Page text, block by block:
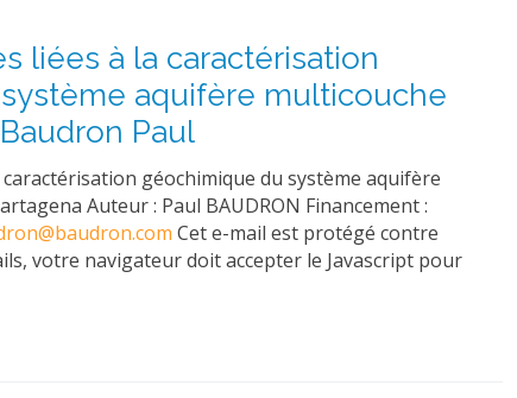
liées à la caractérisation
aquifère multicouche
Paul
géochimique du système aquifère
Auteur : Paul BAUDRON Financement :
Cet e-mail est protégé contre
votre navigateur doit accepter le Javascript pour